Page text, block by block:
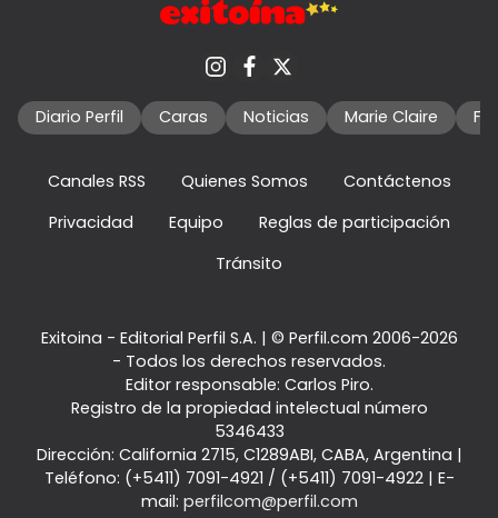
Diario Perfil Caras Noticias Marie Claire
Canales RSS Quienes Somos
Contáctenos
Privacidad
Equipo
Reglas de participación
Tránsito
Exitoina - Editorial Perfil S.A. | © Perfil.com 2006-2026
- Todos los derechos reservados.
Editor responsable: Carlos Piro.
Registro de la propiedad intelectual número
5346433
Dirección: California 2715, C1289ABI, CABA, Argentina |
Teléfono: (+5411) 7091-4921 / (+5411) 7091-4922| E-
mail: perfilcom@perfil.com